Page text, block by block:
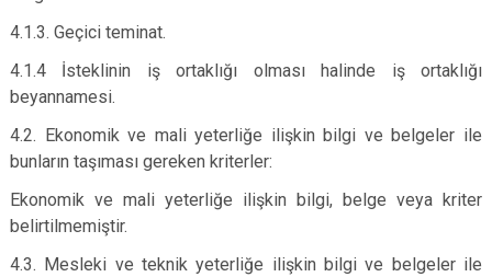
4.1.3. Geçici teminat.
4.1.4 İsteklinin iş ortaklığı olması halinde iş ortaklığı
beyannamesi.
4.2. Ekonomik ve mali yeterliğe ilişkin bilgi ve belgeler ile
bunların taşıması gereken kriterler:
Ekonomik ve mali yeterliğe ilişkin bilgi, belge veya kriter
belirtilmemiştir.
4.3. Mesleki ve teknik yeterliğe ilişkin bilgi ve belgeler ile